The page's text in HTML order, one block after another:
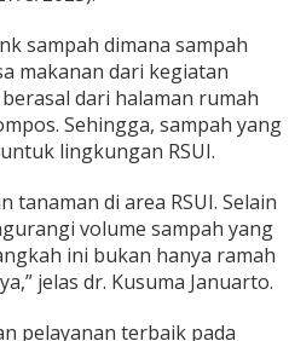
sampah dimana sampah
makanan dari kegiatan
dari halaman rumah
Sehingga, sampah yang
lingkungan RSUI.
di area RSUI. Selain
volume sampah yang
ini bukan hanya ramah
jelas dr. Kusuma Januarto.
pelayanan terbaik pada